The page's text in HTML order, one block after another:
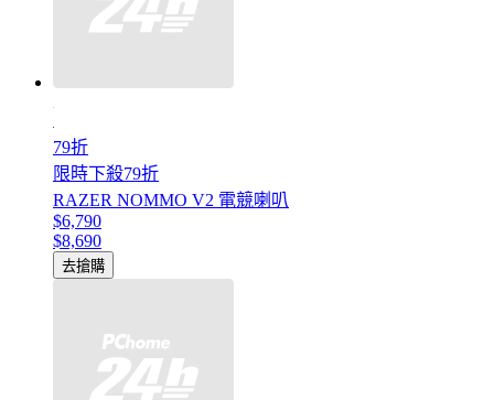
79折
限時下殺79折
RAZER NOMMO V2 電競喇叭
$6,790
$8,690
去搶購